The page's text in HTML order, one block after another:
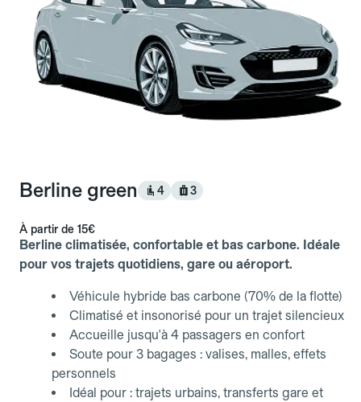
Berline green 4 3
À partir de 15€
Berline climatisée, confortable et bas carbone. Idéale
pour vos trajets quotidiens, gare ou aéroport.
Véhicule hybride bas carbone (70% de la flotte)
Climatisé et insonorisé pour un trajet silencieux
Accueille jusqu'à 4 passagers en confort
Soute pour 3 bagages : valises, malles, effets
personnels
Idéal pour : trajets urbains, transferts gare et